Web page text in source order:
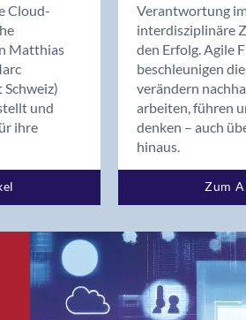
Bern - Liebefeld
Birsfelden
Bolligen
Bonaduz
Bonstetten
Cloud-
Matthias
und
ihre
Verantwortung
interdisziplinäre
den Erfolg. Agile
beschleunigen
verändern
arbeiten, führen
denken – auch
hinaus.
Zum